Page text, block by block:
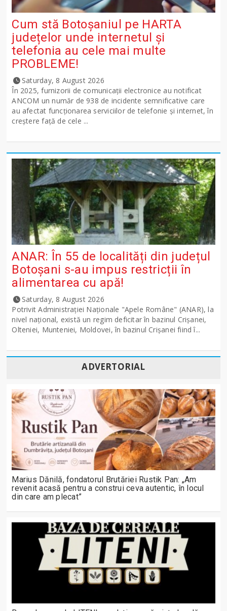
Cum stă Botoșaniul pe HARTA
județelor unde internetul și
telefonia au cele mai multe
PROBLEME!
Saturday, 8 August 2026
În 2025, furnizorii de comunicații electronice au notificat
ANCOM un număr de 938 de incidente semnificative care
au afectat funcționarea serviciilor de telefonie și internet, în
creștere față de cele ...
ANAR: În 55 de localități din județul
Botoșani s-au impus restricții în
alimentarea cu apă!
Saturday, 8 August 2026
Potrivit Administraţiei Naţionale "Apele Române" (ANAR), la
nivel naţional, există un regim deficitar în bazinul Crişanei,
Olteniei, Munteniei, Moldovei, în bazinul Crişanei fiind î...
ADVERTORIAL
Marius Dănilă, fondatorul Brutăriei Rustik Pan: „Am
revenit acasă pentru a construi ceva autentic, în locul
din care am plecat”